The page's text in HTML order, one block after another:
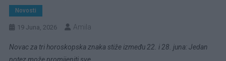
Novosti
19 Juna, 2026 Amila
Novac za tri horoskopska znaka stiže između 22. i 28. juna: Jedan
potez može promijeniti sve